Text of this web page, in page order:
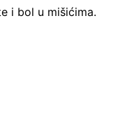
i bol u mišićima.